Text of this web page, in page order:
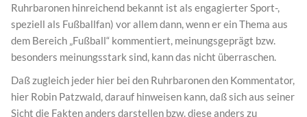
Ruhrbaronen hinreichend bekannt ist als engagierter Sport-,
speziell als Fußballfan) vor allem dann, wenn er ein Thema aus
dem Bereich „Fußball“ kommentiert, meinungsgeprägt bzw.
besonders meinungsstark sind, kann das nicht überraschen.
Daß zugleich jeder hier bei den Ruhrbaronen den Kommentator,
hier Robin Patzwald, darauf hinweisen kann, daß sich aus seiner
Sicht die Fakten anders darstellen bzw. diese anders zu